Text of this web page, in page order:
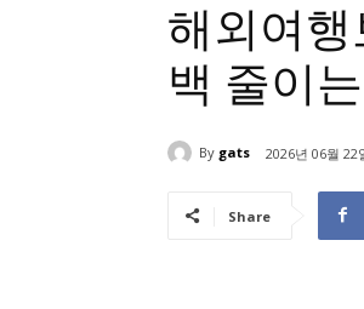
해외여
백 줄이
By gats 2026년 06월 22
Share